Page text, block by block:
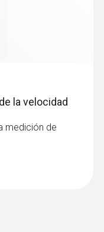
de
la velocidad
medición de